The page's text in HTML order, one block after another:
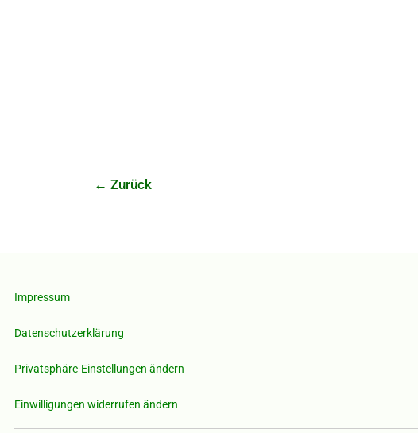
← Zurück
Impressum
Datenschutzerklärung
Privatsphäre-Einstellungen ändern
Einwilligungen widerrufen ändern